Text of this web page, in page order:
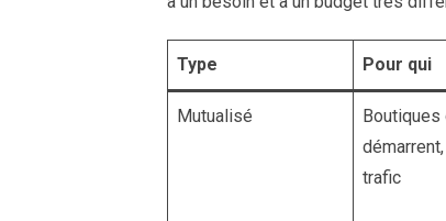
Type Pour qui
Mutualisé
Boutiques
trafic